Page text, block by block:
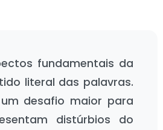
fundamentais da
literal das palavras.
desafio maior para
distúrbios do